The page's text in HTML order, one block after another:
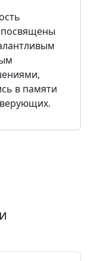
в памяти